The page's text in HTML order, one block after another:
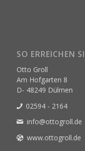
SO ERREICHEN
Otto Groll
Am Hofgarten 8
D- 48249 Dülmen
02594 - 2164
info@ottogroll.de
www.ottogroll.de